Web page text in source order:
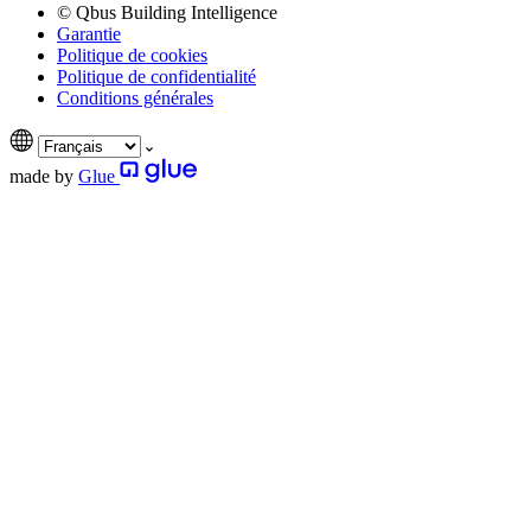
© Qbus Building Intelligence
Garantie
Politique de cookies
Politique de confidentialité
Conditions générales
made by Glue